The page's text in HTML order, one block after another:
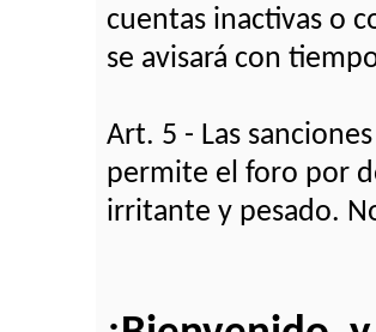
cuentas inactivas o
se avisará con
Art. 5 - Las
permite el foro por
irritante y pesado.